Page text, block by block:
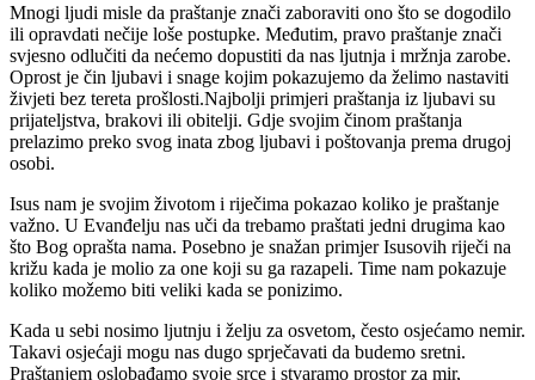
Mnogi ljudi misle da praštanje znači zaboraviti ono što se dogodilo
ili opravdati nečije loše postupke. Međutim, pravo praštanje znači
svjesno odlučiti da nećemo dopustiti da nas ljutnja i mržnja zarobe.
Oprost je čin ljubavi i snage kojim pokazujemo da želimo nastaviti
živjeti bez tereta prošlosti.Najbolji primjeri praštanja iz ljubavi su
prijateljstva, brakovi ili obitelji. Gdje svojim činom praštanja
prelazimo preko svog inata zbog ljubavi i poštovanja prema drugoj
osobi.
Isus nam je svojim životom i riječima pokazao koliko je praštanje
važno. U Evanđelju nas uči da trebamo praštati jedni drugima kao
što Bog oprašta nama. Posebno je snažan primjer Isusovih riječi na
križu kada je molio za one koji su ga razapeli. Time nam pokazuje
koliko možemo biti veliki kada se ponizimo.
Kada u sebi nosimo ljutnju i želju za osvetom, često osjećamo nemir.
Takavi osjećaji mogu nas dugo sprječavati da budemo sretni.
Praštanjem oslobađamo svoje srce i stvaramo prostor za mir,